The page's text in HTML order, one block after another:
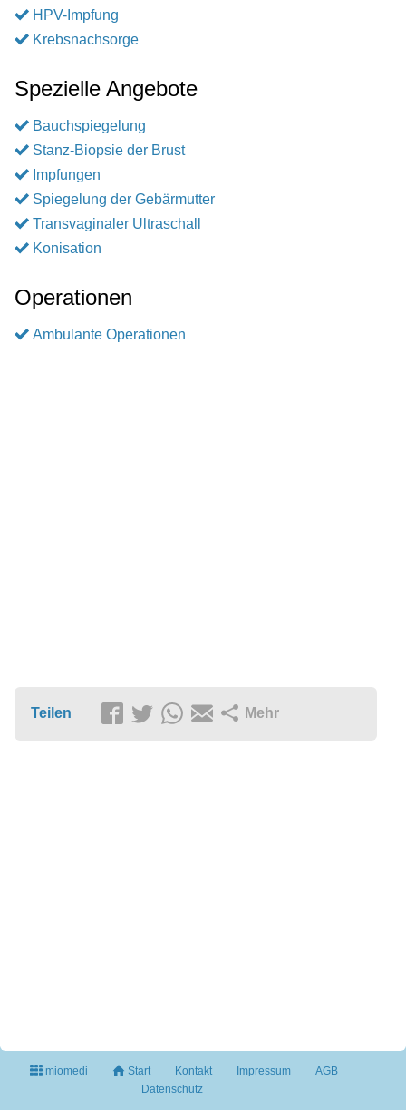
HPV-Impfung
Krebsnachsorge
Spezielle Angebote
Bauchspiegelung
Stanz-Biopsie der Brust
Impfungen
Spiegelung der Gebärmutter
Transvaginaler Ultraschall
Konisation
Operationen
Ambulante Operationen
Teilen Mehr
miomedi Start Kontakt Impressum
AGB
Datenschutz